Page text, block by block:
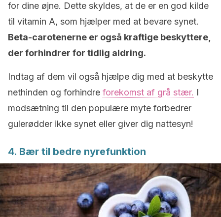
for dine øjne. Dette skyldes, at de er en god kilde
til vitamin A, som hjælper med at bevare synet.
Beta-carotenerne er også kraftige beskyttere,
der forhindrer for tidlig aldring.
Indtag af dem vil også hjælpe dig med at beskytte
nethinden og forhindre forekomst af grå stær. I
modsætning til den populære myte forbedrer
gulerødder ikke synet eller giver dig nattesyn!
4. Bær til bedre nyrefunktion